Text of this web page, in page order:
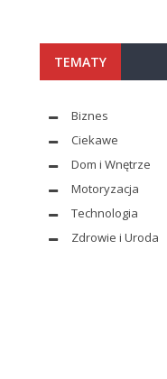
TEMATY
Biznes
Ciekawe
Dom i Wnętrze
Motoryzacja
Technologia
Zdrowie i Uroda